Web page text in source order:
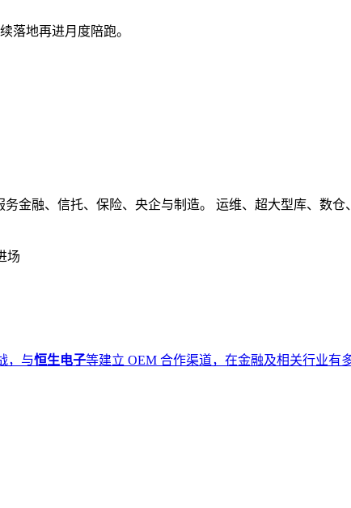
落地再进月度陪跑。
金融、信托、保险、央企与制造。 运维、超大型库、数仓
场
，与恒生电子等建立 OEM 合作渠道，在金融及相关行业有